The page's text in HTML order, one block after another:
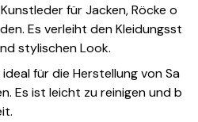
für Jacken, Röcke o
Es verleiht den Kleidungsst
stylischen Look.
für die Herstellung von Sa
Es ist leicht zu reinigen und b